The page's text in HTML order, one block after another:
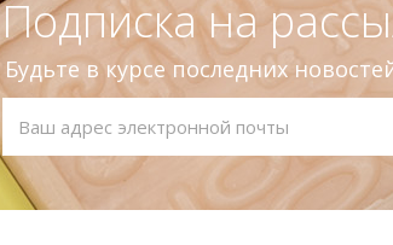
Подписка на
Будьте в курсе последних